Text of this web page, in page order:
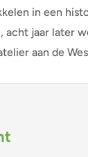
in een
acht jaar later
aan de